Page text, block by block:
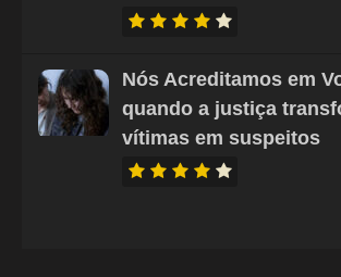
Nós Acreditamos em
quando a justiça
vítimas em suspeitos